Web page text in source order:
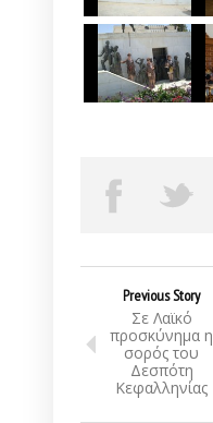
Previous Story
Σε Λαϊκό
προσκύνημα η
σορός του
Δεσπότη
Κεφαλληνίας